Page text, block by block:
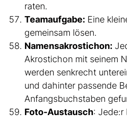
raten.
Teamaufgabe: Eine
gemeinsam lösen.
Namensakrostichon:
Akrostichon mit seinem
werden senkrecht
und dahinter passende
Anfangsbuchstaben
Foto-Austausch: Jede:r